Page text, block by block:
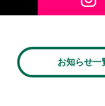
お知らせ一